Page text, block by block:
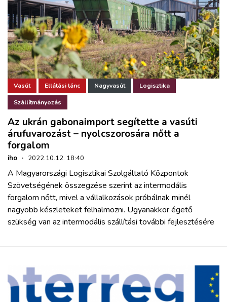
Vasút Ellátási lánc Nagyvasút Logisztika
Szállítmányozás
Az ukrán gabonaimport segítette a vasúti
árufuvarozást – nyolcszorosára nőtt a
forgalom
iho · 2022.10.12. 18:40
A Magyarországi Logisztikai Szolgáltató Központok
Szövetségének összegzése szerint az intermodális
forgalom nőtt, mivel a vállalkozások próbálnak minél
nagyobb készleteket felhalmozni. Ugyanakkor égető
szükség van az intermodális szállítási további fejlesztésére